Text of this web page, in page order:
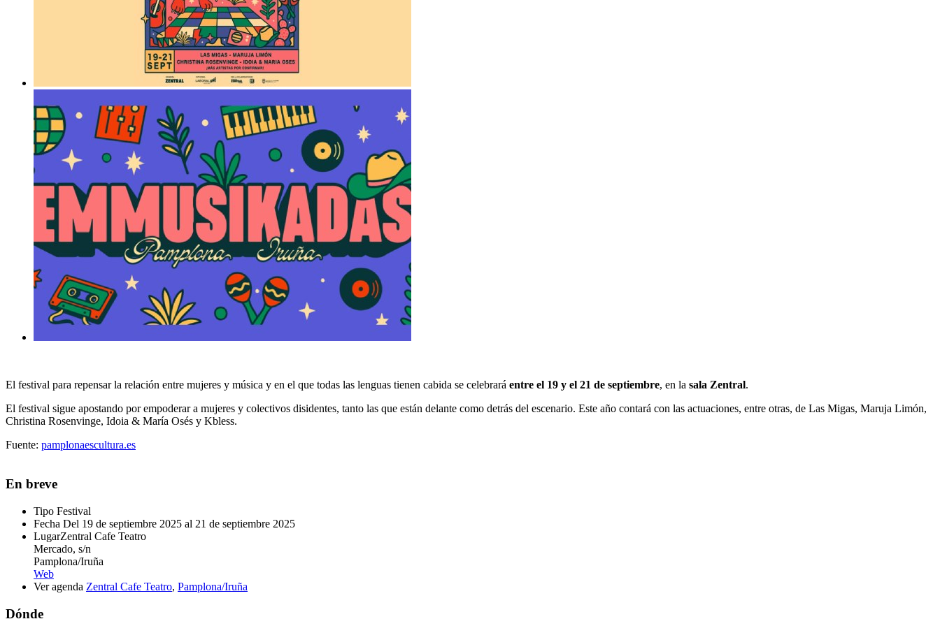
El festival para repensar la relación entre mujeres y música y en el que todas las lenguas tienen cabida se celebrará entre el 19 y el 21 de septiembre, en la sala Zentral.
El festival sigue apostando por empoderar a mujeres y colectivos disidentes, tanto las que están delante como detrás del escenario. Este año contará con las actuaciones, entre otras, de Las Migas, Maruja Limón,
Christina Rosenvinge, Idoia & María Osés y Kbless.
Fuente: pamplonaescultura.es
En breve
Tipo Festival
Fecha Del 19 de septiembre 2025 al 21 de septiembre 2025
LugarZentral Cafe Teatro
Mercado, s/n
Pamplona/Iruña
Web
Ver agenda Zentral Cafe Teatro, Pamplona/Iruña
Dónde